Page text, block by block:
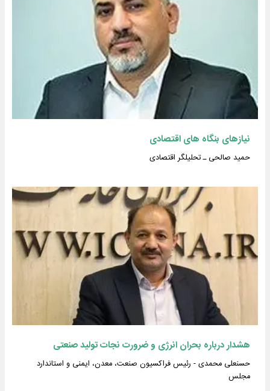
نیازهای بنگاه های اقتصادی
حمید صالحی ـ تحلیلگر اقتصادی
هشدار درباره بحران انرژی و ضرورت نجات تولید صنعتی
حسنعلی محمدی - رئیس فراکسیون صنعت، معدن، ایمنی و استاندارد
مجلس